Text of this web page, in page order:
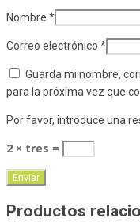
Nombre *
Correo electrónico *
Guarda mi nombre,
para la próxima vez que
Por favor, introduce una
2 × tres =
Productos